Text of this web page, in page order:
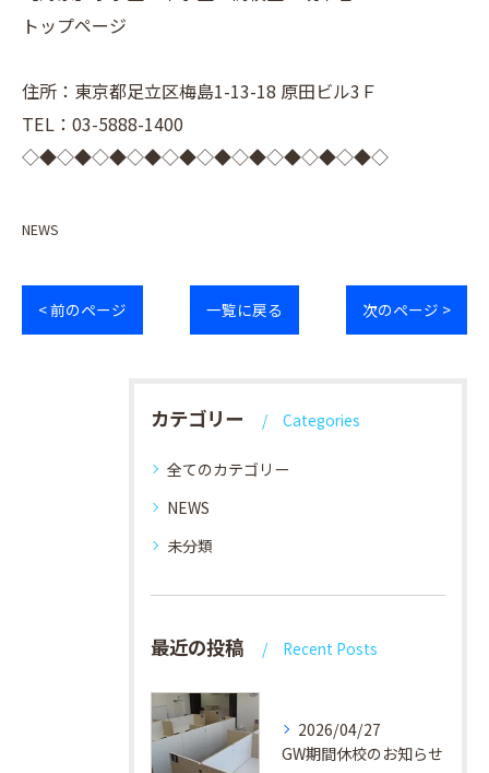
トップページ
住所：東京都足立区梅島1-13-18 原田ビル3Ｆ
TEL：03-5888-1400
◇◆◇◆◇◆◇◆◇◆◇◆◇◆◇◆◇◆◇◆◇
NEWS
< 前のページ 一覧に戻る 次のページ >
カテゴリー Categories
全てのカテゴリー
NEWS
未分類
最近の投稿 Recent Posts
2026/04/27
GW期間休校のお知らせ